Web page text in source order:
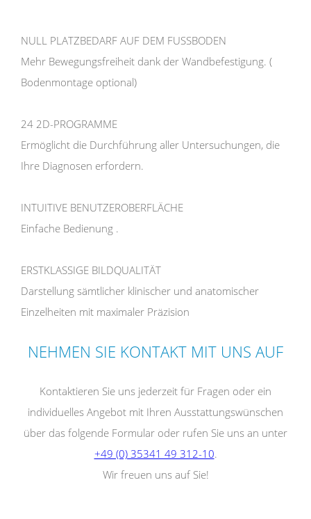
NULL PLATZBEDARF AUF DEM FUSSBODEN
Mehr Bewegungsfreiheit dank der Wandbefestigung. (
Bodenmontage optional)
24 2D-PROGRAMME
Ermöglicht die Durchführung aller Untersuchungen, die
Ihre Diagnosen erfordern.
INTUITIVE BENUTZEROBERFLÄCHE
Einfache Bedienung .
ERSTKLASSIGE BILDQUALITÄT
Darstellung sämtlicher klinischer und anatomischer
Einzelheiten mit maximaler Präzision
NEHMEN SIE KONTAKT MIT UNS AUF
Kontaktieren Sie uns jederzeit für Fragen oder ein
individuelles Angebot mit Ihren Ausstattungswünschen
über das folgende Formular oder rufen Sie uns an unter
+49 (0) 35341 49 312-10.
Wir freuen uns auf Sie!